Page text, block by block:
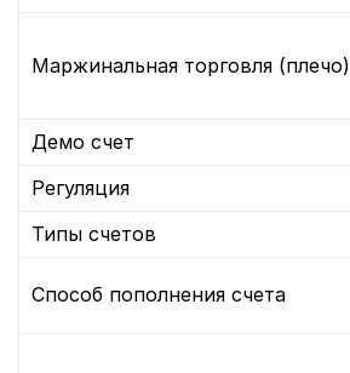
Маржинальная торговля (плечо)
Демо счет
Регуляция
Типы счетов
Способ пополнения счета